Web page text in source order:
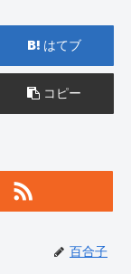
はてブ
コピー
百合子